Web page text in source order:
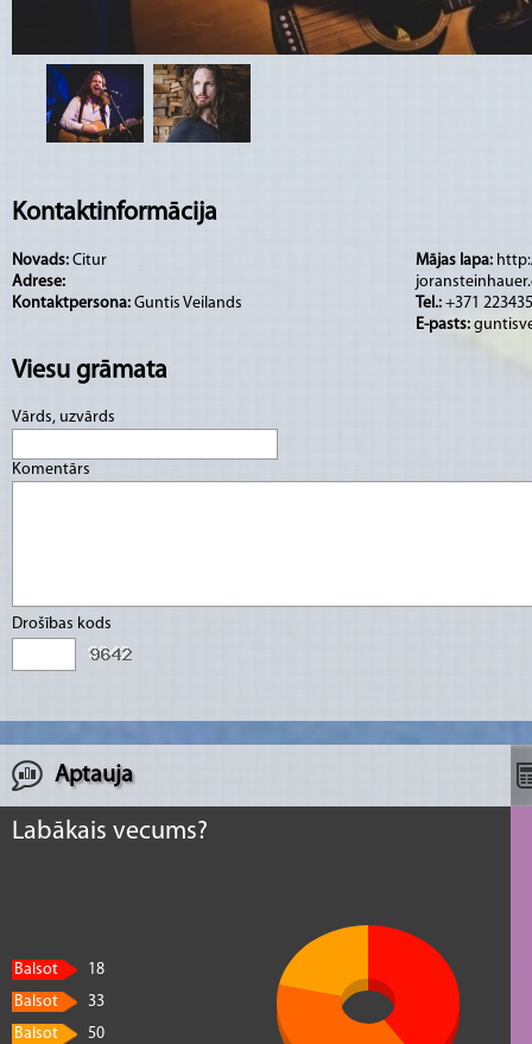
Kontaktinformācija
Novads: Citur
Adrese:
Kontaktpersona: Guntis Veilands
Mājas lapa:
Tel.: +371
E-pasts:
Viesu grāmata
Vārds, uzvārds
Komentārs
Drošības kods
Aptauja
Labākais vecums?
Balsot
18
Balsot
33
Balsot
50